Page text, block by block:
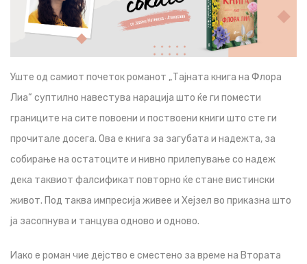
Уште од самиот почеток романот „Тајната книга на Флора
Лиа“ суптилно навестува нарација што ќе ги помести
границите на сите повоени и поствоени книги што сте ги
прочитале досега. Ова е книга за загубата и надежта, за
собирање на остатоците и нивно прилепување со надеж
дека таквиот фалсификат повторно ќе стане вистински
живот. Под таква импресија живее и Хејзел во приказна што
ја засопнува и танцува одново и одново.
Иако е роман чие дејство е сместено за време на Втората